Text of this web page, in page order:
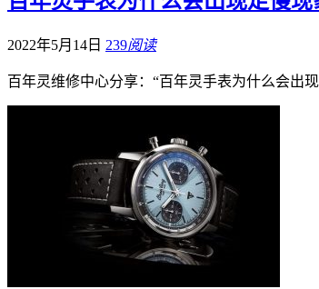
2022年5月14日 239阅读
百年灵维修中心分享：“百年灵手表为什么会出